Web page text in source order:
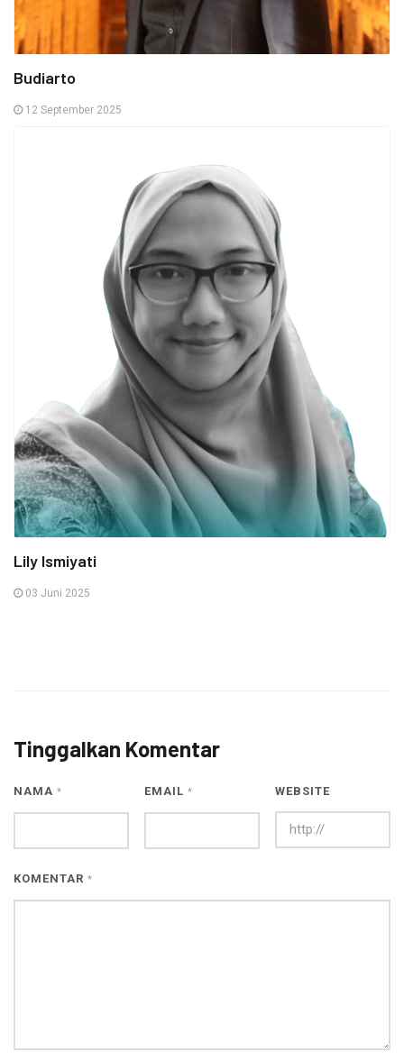
Budiarto
12 September 2025
Lily Ismiyati
03 Juni 2025
Tinggalkan Komentar
NAMA * EMAIL * WEBSITE
KOMENTAR *